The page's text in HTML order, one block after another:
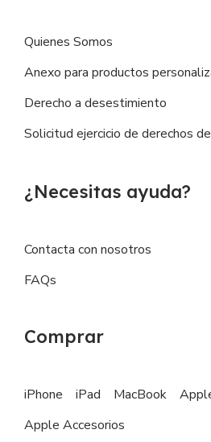
Quienes Somos
Anexo para productos
Derecho a desestimiento
Solicitud ejercicio de derechos
¿Necesitas ayuda?
Contacta con nosotros
FAQs
Comprar
iPhone iPad MacBook
Apple Accesorios